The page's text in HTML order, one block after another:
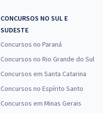
CONCURSOS NO SUL E
SUDESTE
Concursos no Paraná
Concursos no Rio Grande do Sul
Concursos em Santa Catarina
Concursos no Espírito Santo
Concursos em Minas Gerais